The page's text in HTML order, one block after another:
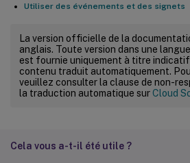
Utiliser des événements et des signets
La version officielle de la
anglais. Toute version dans une
est fournie uniquement à titre
contenu traduit automatiquement.
veuillez consulter la clause de non-
la traduction automatique surCloud
Cela vous a-t-il été utile ?